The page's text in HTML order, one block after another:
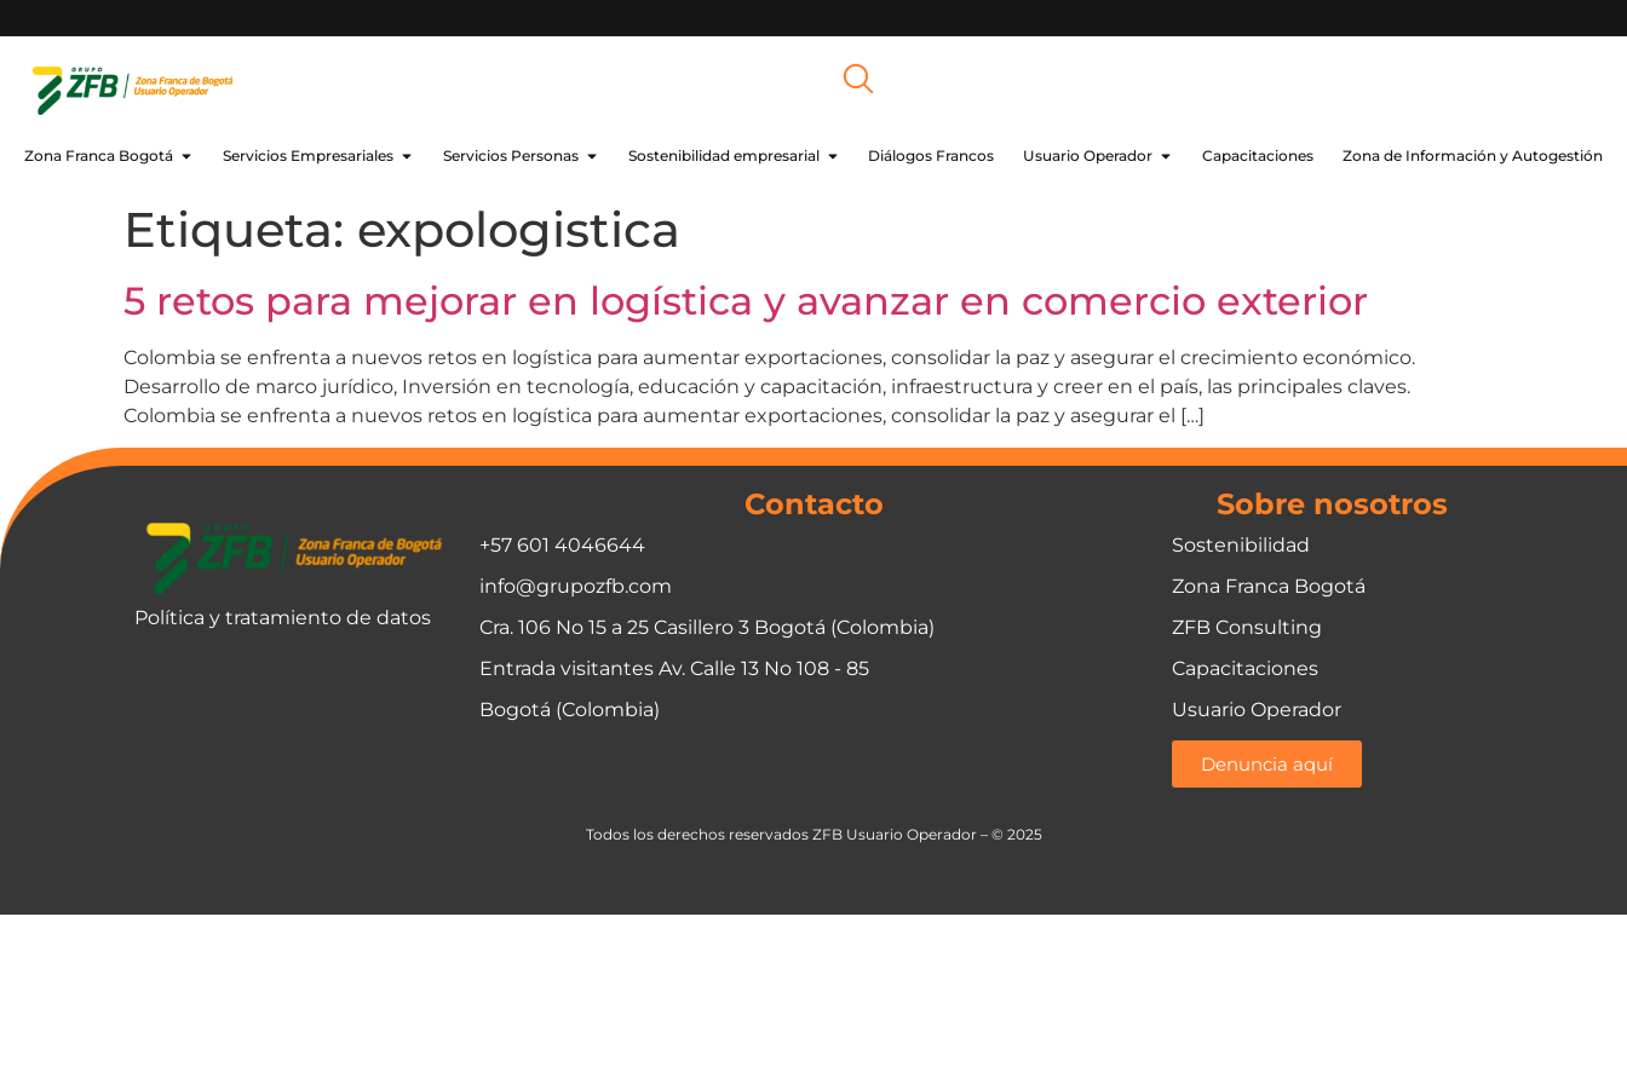
Zona Franca Bogotá Servicios Empresariales Servicios Personas Sostenibilidad empresarial Diálogos Francos Usuario Operador Capacitaciones Zona de Información y Autogestión
Etiqueta: expologistica
5 retos para mejorar en logística y avanzar en comercio exterior
Colombia se enfrenta a nuevos retos en logística para aumentar exportaciones, consolidar la paz y asegurar el crecimiento económico.
Desarrollo de marco jurídico, Inversión en tecnología, educación y capacitación, infraestructura y creer en el país, las principales claves.
Colombia se enfrenta a nuevos retos en logística para aumentar exportaciones, consolidar la paz y asegurar el […]
Política y tratamiento de datos
Contacto
+57 601 4046644
info@grupozfb.com
Cra. 106 No 15 a 25 Casillero 3 Bogotá (Colombia)
Entrada visitantes Av. Calle 13 No 108 - 85
Bogotá (Colombia)
Sobre nosotros
Sostenibilidad
Zona Franca Bogotá
ZFB Consulting
Capacitaciones
Usuario Operador
Denuncia aquí
Todos los derechos reservados ZFB Usuario Operador – © 2025